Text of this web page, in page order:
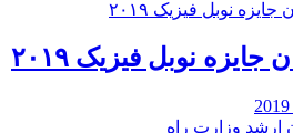
جایزه نوبل فیزیک ۲۰۱۹